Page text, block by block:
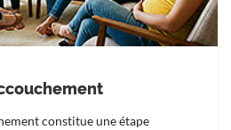
constitue une étape